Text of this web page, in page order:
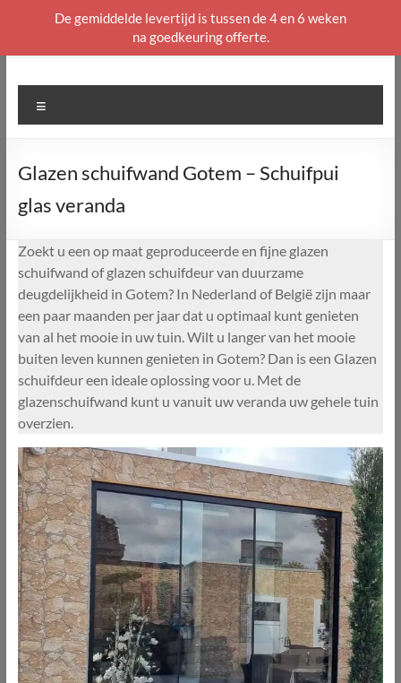
naar
Glazen schuifwand Gotem – Schuifpui
glas veranda
Zoekt u een op maat geproduceerde en fijne glazen
schuifwand of glazen schuifdeur van duurzame
deugdelijkheid in Gotem? In Nederland of België zijn maar
een paar maanden per jaar dat u optimaal kunt genieten
van al het mooie in uw tuin. Wilt u langer van het mooie
buiten leven kunnen genieten in Gotem? Dan is een Glazen
schuifdeur een ideale oplossing voor u. Met de
glazenschuifwand kunt u vanuit uw veranda uw gehele tuin
overzien.
De gemiddelde levertijd is tussen de 4 en 6 weken
na goedkeuring offerte.